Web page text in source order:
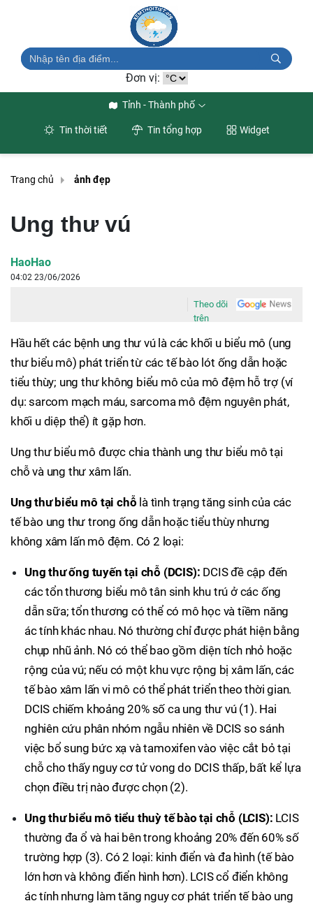
Đơn vị:
Tỉnh - Thành phố
Tin thời tiết Tin tổng hợp Widget
Trang chủ ảnh đẹp
Ung thư vú
HaoHao
04:02 23/06/2026
Theo dõi
trên
Hầu hết các bệnh ung thư vú là các khối u biểu mô (ung
thư biểu mô) phát triển từ các tế bào lót ống dẫn hoặc
tiểu thùy; ung thư không biểu mô của mô đệm hỗ trợ (ví
dụ: sarcom mạch máu, sarcoma mô đệm nguyên phát,
khối u diệp thể) ít gặp hơn.
Ung thư biểu mô được chia thành ung thư biểu mô tại
chỗ và ung thư xâm lấn.
Ung thư biểu mô tại chỗ là tình trạng tăng sinh của các
tế bào ung thư trong ống dẫn hoặc tiểu thùy nhưng
không xâm lấn mô đệm. Có 2 loại:
Ung thư ống tuyến tại chỗ (DCIS): DCIS đề cập đến
các tổn thương biểu mô tân sinh khu trú ở các ống
dẫn sữa; tổn thương có thể có mô học và tiềm năng
ác tính khác nhau. Nó thường chỉ được phát hiện bằng
chụp nhũ ảnh. Nó có thể bao gồm diện tích nhỏ hoặc
rộng của vú; nếu có một khu vực rộng bị xâm lấn, các
tế bào xâm lấn vi mô có thể phát triển theo thời gian.
DCIS chiếm khoảng 20% số ca ung thư vú (1). Hai
nghiên cứu phân nhóm ngẫu nhiên về DCIS so sánh
việc bổ sung bức xạ và tamoxifen vào việc cắt bỏ tại
chỗ cho thấy nguy cơ tử vong do DCIS thấp, bất kể lựa
chọn điều trị nào được chọn (2).
Ung thư biểu mô tiểu thuỳ tế bào tại chỗ (LCIS): LCIS
thường đa ổ và hai bên trong khoảng 20% đến 60% số
trường hợp (3). Có 2 loại: kinh điển và đa hình (tế bào
lớn hơn và không điển hình hơn). LCIS cổ điển không
ác tính nhưng làm tăng nguy cơ phát triển tế bào ung